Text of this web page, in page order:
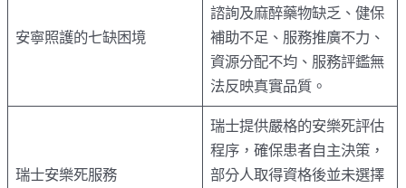
安寧照護的七缺困境
諮詢及麻醉藥物缺乏、健保
補助不足、服務推廣不力、
資源分配不均、服務評鑑無
法反映真實品質。
瑞士安樂死服務
瑞士提供嚴格的安樂死評估
程序，確保患者自主決策，
部分人取得資格後並未選擇